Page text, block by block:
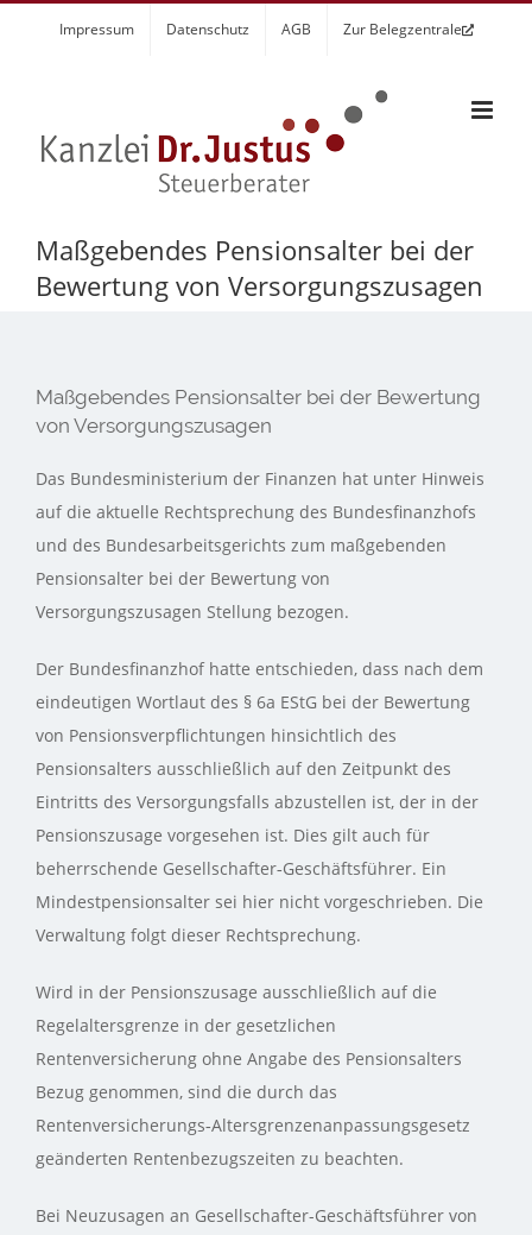
Impressum Datenschutz AGB Zur Belegzentrale
Maßgebendes Pensionsalter bei der
Bewertung von Versorgungszusagen
Maßgebendes Pensionsalter bei der Bewertung
von Versorgungszusagen
Das Bundesministerium der Finanzen hat unter Hinweis
auf die aktuelle Rechtsprechung des Bundesfinanzhofs
und des Bundesarbeitsgerichts zum maßgebenden
Pensionsalter bei der Bewertung von
Versorgungszusagen Stellung bezogen.
Der Bundesfinanzhof hatte entschieden, dass nach dem
eindeutigen Wortlaut des § 6a EStG bei der Bewertung
von Pensionsverpflichtungen hinsichtlich des
Pensionsalters ausschließlich auf den Zeitpunkt des
Eintritts des Versorgungsfalls abzustellen ist, der in der
Pensionszusage vorgesehen ist. Dies gilt auch für
beherrschende Gesellschafter‑Geschäftsführer. Ein
Mindestpensionsalter sei hier nicht vorgeschrieben. Die
Verwaltung folgt dieser Rechtsprechung.
Wird in der Pensionszusage ausschließlich auf die
Regelaltersgrenze in der gesetzlichen
Rentenversicherung ohne Angabe des Pensionsalters
Bezug genommen, sind die durch das
Rentenversicherungs‑Altersgrenzenanpassungsgesetz
geänderten Rentenbezugszeiten zu beachten.
Bei Neuzusagen an Gesellschafter-Geschäftsführer von